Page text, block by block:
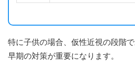
特に子供の場合、仮性近視の段階
早期の対策が重要になります。